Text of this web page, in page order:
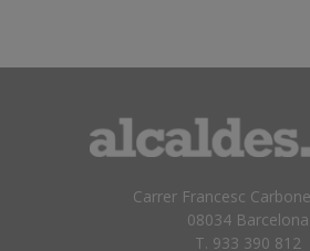
Carrer Francesc
08034 Barcelona
T. 933 390 812